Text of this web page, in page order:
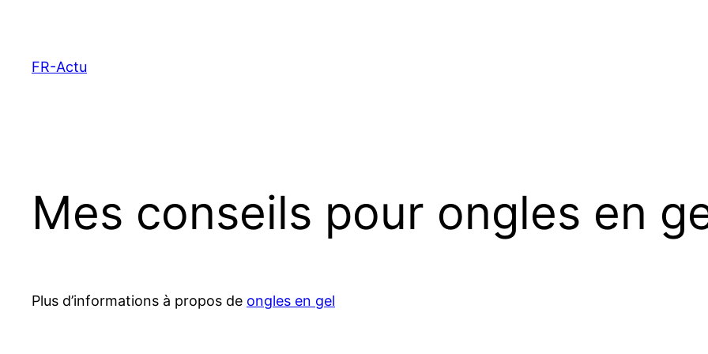
contenu
FR-Actu
Mes conseils pour ongles en
Plus d’informations à propos de ongles en gel